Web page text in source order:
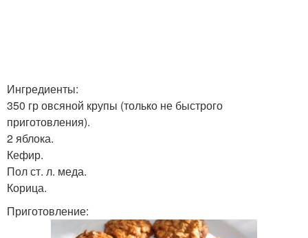
Печение в форме Песочное печение
Печение для формочек
Ингредиенты:
350 гр овсяной крупы (только не быстрого
приготовления).
2 яблока.
Кефир.
Пол ст. л. меда.
Корица.
Приготовление: